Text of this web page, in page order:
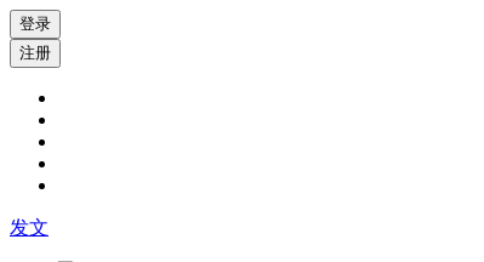
登录
注册
发文